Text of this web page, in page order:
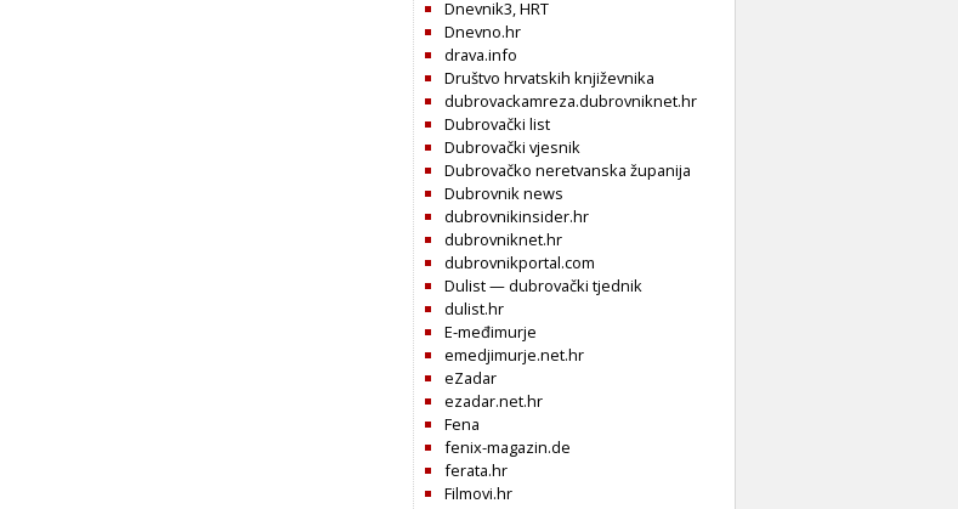
Dnevnik3, HRT
Dnevno.hr
drava.info
Društvo hrvatskih književnika
dubrovackamreza.dubrovniknet.hr
Dubrovački list
Dubrovački vjesnik
Dubrovačko neretvanska županija
Dubrovnik news
dubrovnikinsider.hr
dubrovniknet.hr
dubrovnikportal.com
Dulist — dubrovački tjednik
dulist.hr
E-međimurje
emedjimurje.net.hr
eZadar
ezadar.net.hr
Fena
fenix-magazin.de
ferata.hr
Filmovi.hr